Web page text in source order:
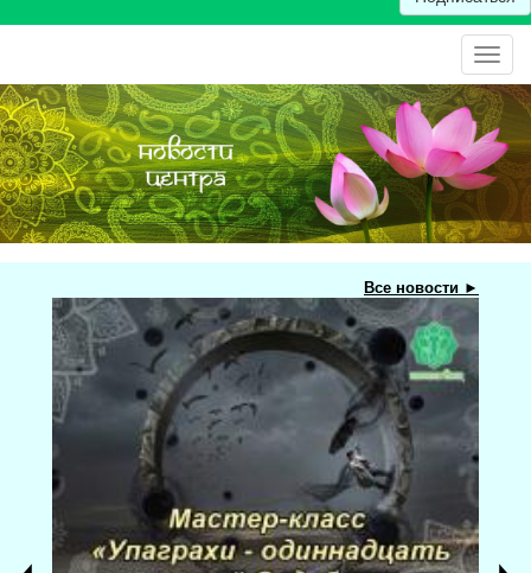
Все новости ►